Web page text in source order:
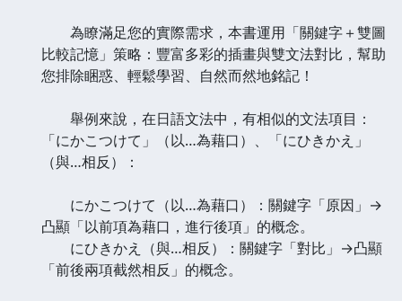
為瞭滿足您的實際需求，本書運用「關鍵字＋雙圖
比較記憶」策略：豐富多彩的插畫與雙文法對比，幫助
您排除睏惑、輕鬆學習、自然而然地銘記！
舉例來說，在日語文法中，有相似的文法項目：
「にかこつけて」（以…為藉口）、「にひきかえ」
（與…相反）：
にかこつけて（以…為藉口）：關鍵字「原因」→
凸顯「以前項為藉口，進行後項」的概念。
にひきかえ（與…相反）：關鍵字「對比」→凸顯
「前後兩項截然相反」的概念。